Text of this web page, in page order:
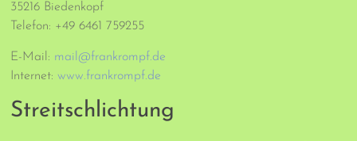
35216 Biedenkopf
Telefon: +49 6461 759255
E-Mail: mail@frankrompf.de
Internet: www.frankrompf.de
Streitschlichtung